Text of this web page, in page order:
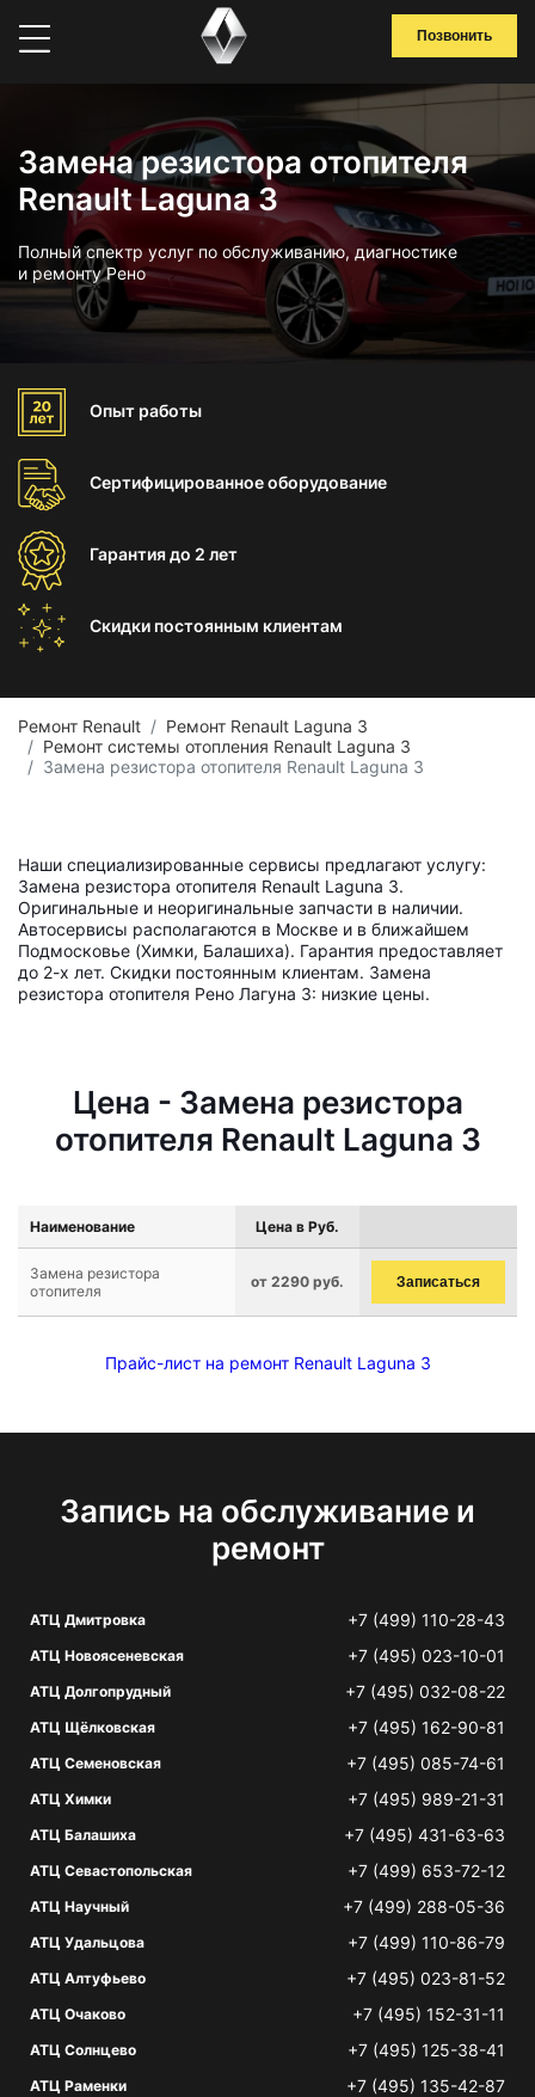
Позвонить
Замена резистора отопителя
Renault Laguna 3
Полный спектр услуг по обслуживанию, диагностике
и ремонту Рено
Опыт работы
Сертифицированноеоборудование
Гарантиядо 2 лет
Скидки постоянным клиентам
Ремонт Renault
Ремонт Renault Laguna 3
Ремонт системы отопления Renault Laguna 3
Замена резистора отопителя Renault Laguna 3
Наши специализированные сервисы предлагают услугу:
Замена резистора отопителя Renault Laguna 3.
Оригинальные и неоригинальные запчасти в наличии.
Автосервисы располагаются в Москве и в ближайшем
Подмосковье (Химки, Балашиха). Гарантия предоставляет
до 2-х лет. Скидки постоянным клиентам. Замена
резистора отопителя Рено Лагуна 3: низкие цены.
Цена - Замена резистора
отопителя Renault Laguna 3
Наименование Цена в Руб.
Замена резистора
отопителя
от 2290 руб. Записаться
Прайс-лист на ремонт Renault Laguna 3
Запись на обслуживание и
ремонт
АТЦ Дмитровка +7 (499) 110-28-43
АТЦ Новоясеневская +7 (495) 023-10-01
АТЦ Долгопрудный +7 (495) 032-08-22
АТЦ Щёлковская +7 (495) 162-90-81
АТЦ Семеновская +7 (495) 085-74-61
АТЦ Химки +7 (495) 989-21-31
АТЦ Балашиха +7 (495) 431-63-63
АТЦ Севастопольская +7 (499) 653-72-12
АТЦ Научный +7 (499) 288-05-36
АТЦ Удальцова +7 (499) 110-86-79
АТЦ Алтуфьево +7 (495) 023-81-52
АТЦ Очаково +7 (495) 152-31-11
АТЦ Солнцево +7 (495) 125-38-41
АТЦ Раменки +7 (495) 135-42-87